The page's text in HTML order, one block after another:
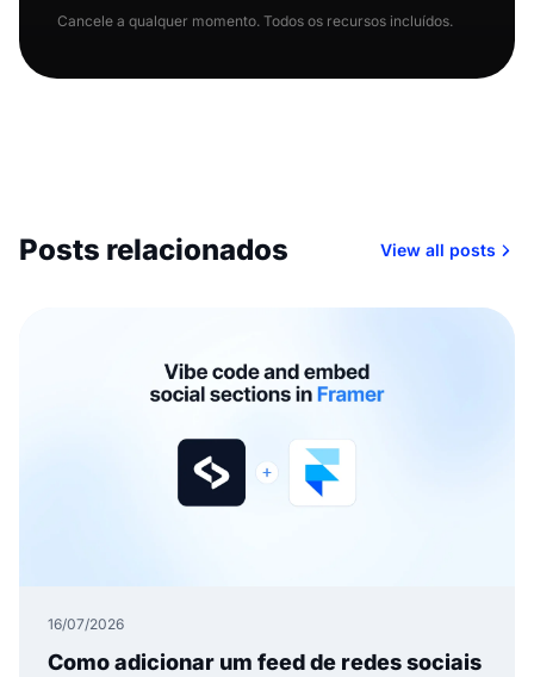
Cancele a qualquer momento. Todos os recursos incluídos.
Posts relacionados View all posts
16/07/2026
Como adicionar um feed de redes sociais